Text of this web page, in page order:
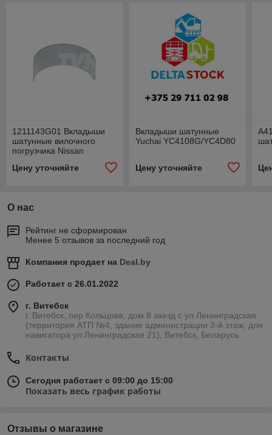
1211143G01 Вкладыши
шатунные вилочного
погрузчика Nissan
Цену уточняйте
Вкладыши шатунные
Yuchai YC4108G/YC4D80
Цену уточняйте
О нас
Рейтинг не сформирован
Менее 5 отзывов за последний год
Компания продает на Deal.by
Работает с 26.01.2022
г. Витебск
г. Витебск, пер Кольцова, дом 8 заезд с ул.Ленинградская
(территория АТП №4, здание администрации 3-й этаж, для
навигатора ул.Ленинградская 21), Витебск, Беларусь
Контакты
Сегодня работает с 09:00 до 15:00
Показать весь график работы
Отзывы о магазине